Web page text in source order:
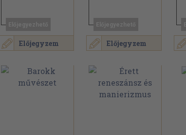
Előjegyzem Előjegyzem